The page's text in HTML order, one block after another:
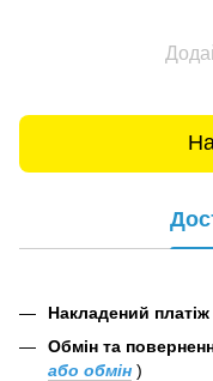
Накладений
Обмін та
або обмін )